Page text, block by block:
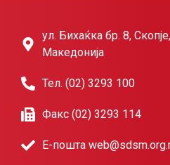
ул. Бихаќка бр. 8,
Македонија
Тел. (02) 3293 100
Факс (02) 3293 114
Е-пошта